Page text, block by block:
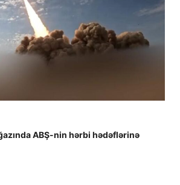
ABŞ-nin hərbi hədəflərinə